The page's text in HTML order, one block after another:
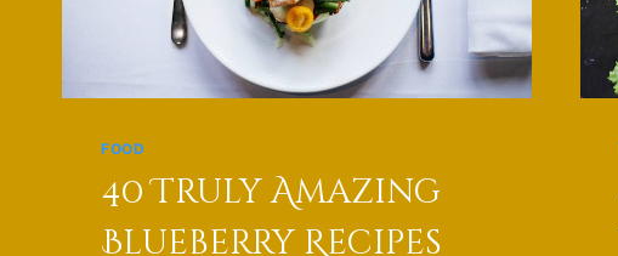
FOOD
40 Truly Amazing
Blueberry Recipes